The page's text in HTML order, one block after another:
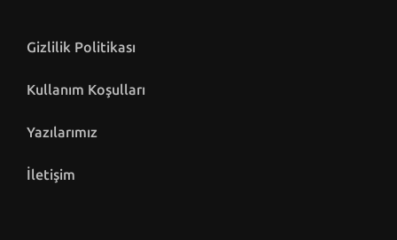
Gizlilik Politikası
Kullanım Koşulları
Yazılarımız
İletişim